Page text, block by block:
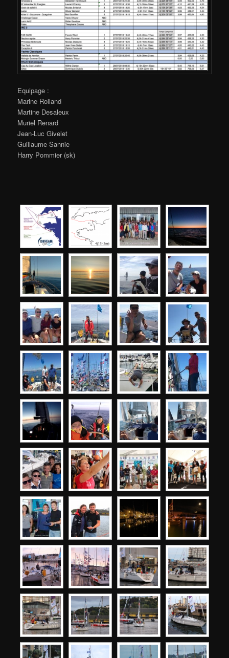
Equipage :
Marine Rolland
Martine Desaleux
Muriel Renard
Jean-Luc Givelet
Guillaume Sannie
Harry Pommier (sk)